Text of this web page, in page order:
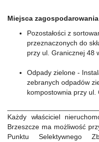
Miejsca
Pozostałości z
przeznaczonych do
przy ul. Granicznej 48
Odpady zielone -
zebranych odpadów
kompostownia przy ul.
Każdy właściciel
Brzeszcze ma możliwość
Punktu Selektywnego